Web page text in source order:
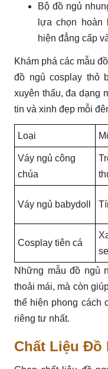
Bộ đồ ngủ
lựa chọn
hiện đẳng cấp
Khám phá các mẫu
đồ ngủ cosplay thỏ
xuyên thấu, đa dạng
tin và xinh đẹp mỗi
Loại
Váy ngủ công
chúa
Váy ngủ babydoll
Cosplay tiên cá
Những mẫu đồ ngủ
thoải mái, mà còn
thể hiện phong cách
riêng tư nhất.
Chất Liệu Đồ